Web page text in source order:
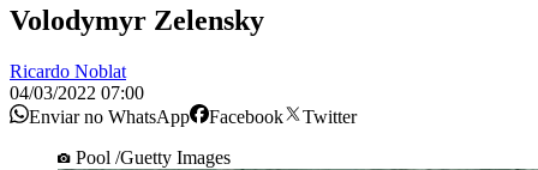
Volodymyr Zelensky
Ricardo Noblat
04/03/2022 07:00
Enviar no WhatsApp
Facebook
Twitter
Pool /Guetty Images